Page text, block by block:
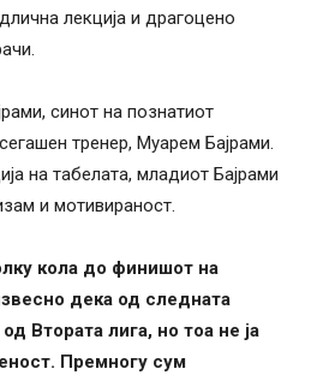
лекција и драгоцено
синот на познатиот
тренер, Муарем Бајрами.
на табелата, младиот Бајрами
и мотивираност.
кола до финишот на
дека од следната
Втората лига, но тоа не ја
Премногу сум